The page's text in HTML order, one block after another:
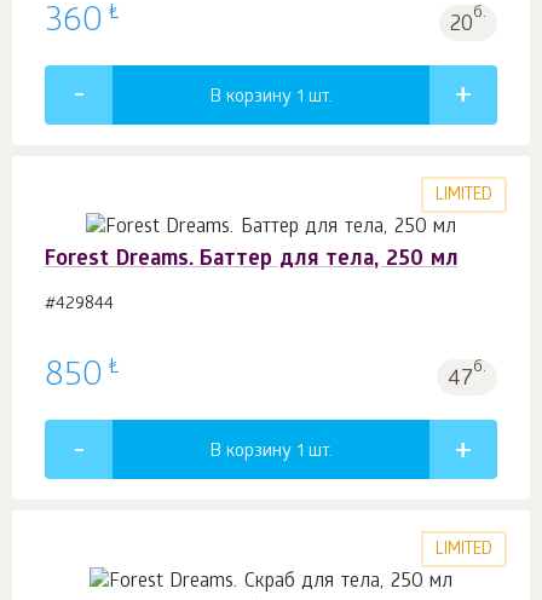
360 ₺ 20б.
В корзину 1 шт.
LIMITED
Forest Dreams. Баттер для тела, 250 мл
#429844
850 ₺ 47б.
В корзину 1 шт.
LIMITED